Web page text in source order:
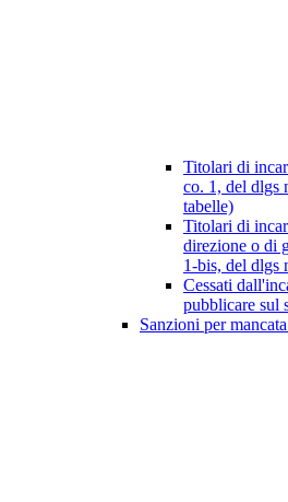
Titolari di
co. 1, del dlgs
tabelle)
Titolari di
direzione o di
1-bis, del dlgs
Cessati
pubblicare sul
Sanzioni per